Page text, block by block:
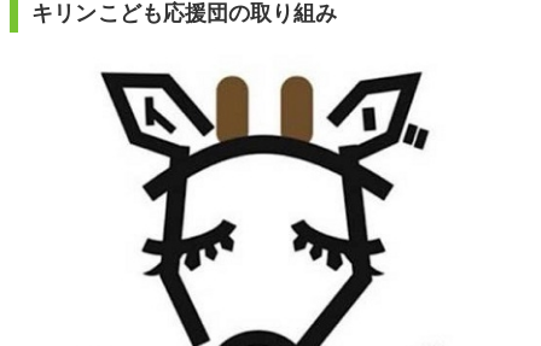
キリンこども応援団の取り組み